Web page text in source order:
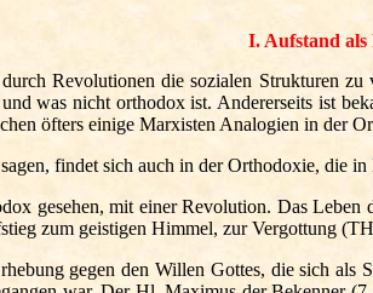
I. Aufstand als
Revolutionen die sozialen Strukturen
was nicht orthodox ist. Andererseits ist
öfters einige Marxisten Analogien in der
findet sich auch in der Orthodoxie, die
gesehen, mit einer Revolution. Das
zum geistigen Himmel, zur Vergottung
gegen den Willen Gottes, die sich